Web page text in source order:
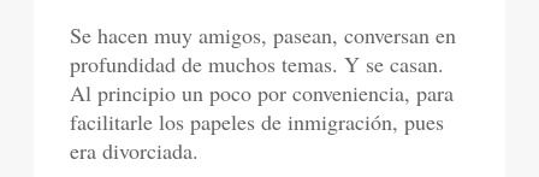
Se hacen muy amigos, pasean, conversan en
profundidad de muchos temas. Y se casan.
Al principio un poco por conveniencia, para
facilitarle los papeles de inmigración, pues
era divorciada.